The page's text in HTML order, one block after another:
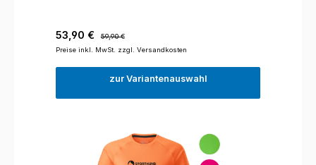
Verkaufspreis:
53,90 €
59,90 €
Preise inkl. MwSt. zzgl. Versandkosten
zur Variantenauswahl